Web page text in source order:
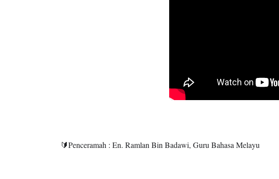
🔰Penceramah : En. Ramlan Bin Badawi, Guru Bahasa Melayu